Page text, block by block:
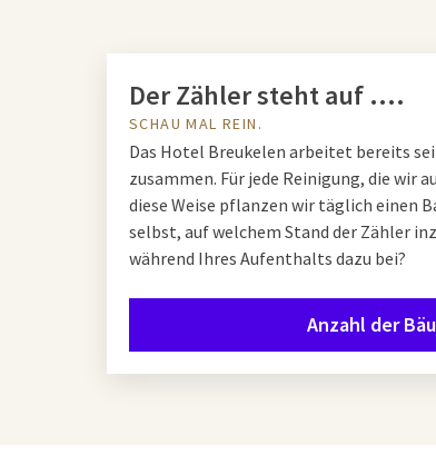
Der Zähler steht auf ....
SCHAU MAL REIN.
Das Hotel Breukelen arbeitet bereits
zusammen. Für jede Reinigung, die wir
diese Weise pflanzen wir täglich einen
selbst, auf welchem Stand der Zähler
während Ihres Aufenthalts dazu bei?
Anzahl der